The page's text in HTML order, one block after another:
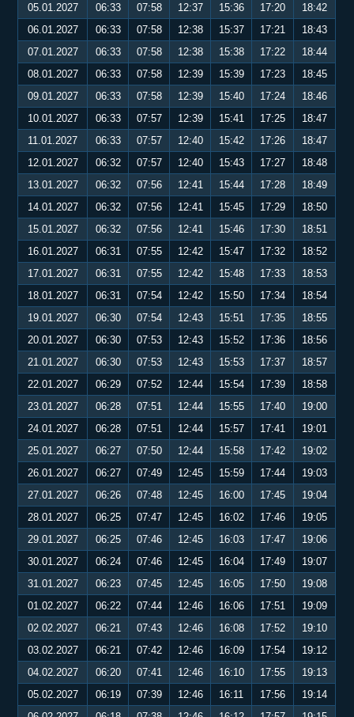
05.01.2027
06:33 07:58 12:37 15:36 17:20
18:42
06.01.2027
06:33 07:58 12:38 15:37 17:21
18:43
07.01.2027
06:33 07:58 12:38 15:38 17:22
18:44
08.01.2027
06:33 07:58 12:39 15:39 17:23
18:45
09.01.2027
06:33 07:58 12:39 15:40 17:24
18:46
10.01.2027
06:33 07:57 12:39 15:41 17:25
18:47
11.01.2027
06:33 07:57 12:40 15:42 17:26
18:47
12.01.2027
06:32 07:57 12:40 15:43 17:27
18:48
13.01.2027
06:32 07:56 12:41 15:44 17:28
18:49
14.01.2027
06:32 07:56 12:41 15:45 17:29
18:50
15.01.2027
06:32 07:56 12:41 15:46 17:30
18:51
16.01.2027
06:31 07:55 12:42 15:47 17:32
18:52
17.01.2027
06:31 07:55 12:42 15:48 17:33
18:53
18.01.2027
06:31 07:54 12:42 15:50 17:34
18:54
19.01.2027
06:30 07:54 12:43 15:51 17:35
18:55
20.01.2027
06:30 07:53 12:43 15:52 17:36
18:56
21.01.2027
06:30 07:53 12:43 15:53 17:37
18:57
22.01.2027
06:29 07:52 12:44 15:54 17:39
18:58
23.01.2027
06:28 07:51 12:44 15:55 17:40
19:00
24.01.2027
06:28 07:51 12:44 15:57 17:41
19:01
25.01.2027
06:27 07:50 12:44 15:58 17:42
19:02
26.01.2027
06:27 07:49 12:45 15:59 17:44
19:03
27.01.2027
06:26 07:48 12:45 16:00 17:45
19:04
28.01.2027
06:25 07:47 12:45 16:02 17:46
19:05
29.01.2027
06:25 07:46 12:45 16:03 17:47
19:06
30.01.2027
06:24 07:46 12:45 16:04 17:49
19:07
31.01.2027
06:23 07:45 12:45 16:05 17:50
19:08
01.02.2027
06:22 07:44 12:46 16:06 17:51
19:09
02.02.2027
06:21 07:43 12:46 16:08 17:52
19:10
03.02.2027
06:21 07:42 12:46 16:09 17:54
19:12
04.02.2027
06:20 07:41 12:46 16:10 17:55
19:13
05.02.2027
06:19 07:39 12:46 16:11 17:56
19:14